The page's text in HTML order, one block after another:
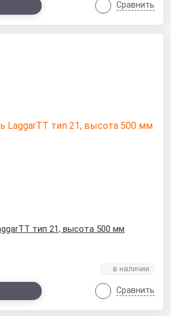
Сравнить
тип 21, высота 500 мм
Сравнить